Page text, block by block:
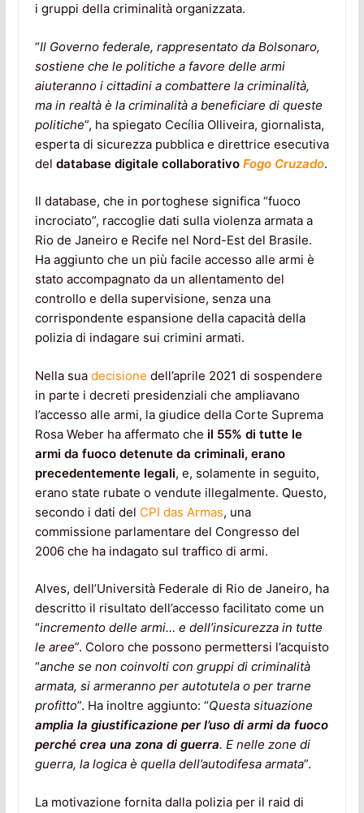
i gruppi della criminalità organizzata.
“Il Governo federale, rappresentato da Bolsonaro,
sostiene che le politiche a favore delle armi
aiuteranno i cittadini a combattere la criminalità,
ma in realtà è la criminalità a beneficiare di queste
politiche”, ha spiegato Cecília Olliveira, giornalista,
esperta di sicurezza pubblica e direttrice esecutiva
del database digitale collaborativo Fogo Cruzado.
Il database, che in portoghese significa “fuoco
incrociato”, raccoglie dati sulla violenza armata a
Rio de Janeiro e Recife nel Nord-Est del Brasile.
Ha aggiunto che un più facile accesso alle armi è
stato accompagnato da un allentamento del
controllo e della supervisione, senza una
corrispondente espansione della capacità della
polizia di indagare sui crimini armati.
Nella sua decisione dell’aprile 2021 di sospendere
in parte i decreti presidenziali che ampliavano
l’accesso alle armi, la giudice della Corte Suprema
Rosa Weber ha affermato che il 55% di tutte le
armi da fuoco detenute da criminali, erano
precedentemente legali, e, solamente in seguito,
erano state rubate o vendute illegalmente. Questo,
secondo i dati del CPI das Armas, una
commissione parlamentare del Congresso del
2006 che ha indagato sul traffico di armi.
Alves, dell’Università Federale di Rio de Janeiro, ha
descritto il risultato dell’accesso facilitato come un
“incrementodelle armi… e dell’insicurezza in tutte
le aree”. Coloro che possono permettersi l’acquisto
“anche se non coinvolti con gruppi di criminalità
armata, si armeranno per autotutela o per trarne
profitto”. Ha inoltre aggiunto: “Questa situazione
amplia la giustificazione per l’uso di armi da fuoco
perché crea una zona di guerra. E nelle zone di
guerra, la logica è quella dell’autodifesa armata”.
La motivazione fornita dalla polizia per il raid di